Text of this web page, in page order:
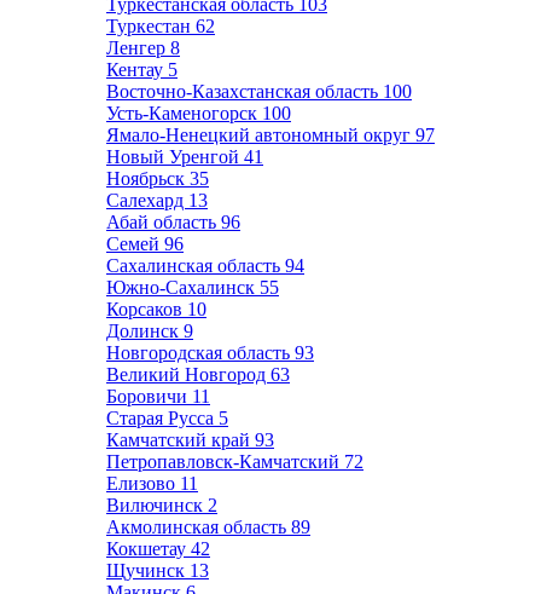
Туркестанская область 103
Туркестан 62
Ленгер 8
Кентау 5
Восточно-Казахстанская область 100
Усть-Каменогорск 100
Ямало-Ненецкий автономный округ 97
Новый Уренгой 41
Ноябрьск 35
Салехард 13
Абай область 96
Семей 96
Сахалинская область 94
Южно-Сахалинск 55
Корсаков 10
Долинск 9
Новгородская область 93
Великий Новгород 63
Боровичи 11
Старая Русса 5
Камчатский край 93
Петропавловск-Камчатский 72
Елизово 11
Вилючинск 2
Акмолинская область 89
Кокшетау 42
Щучинск 13